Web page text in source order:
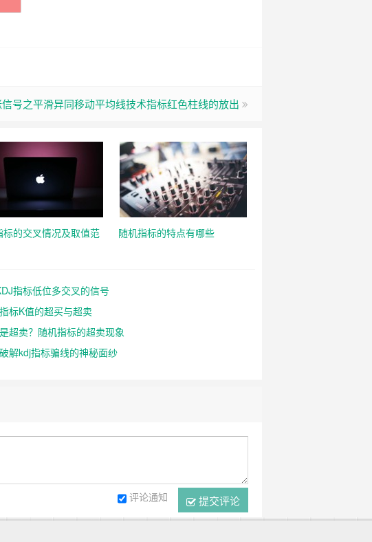
号之平滑异同移动平均线技术指标红色柱线的放出
标的交叉情况及取值范
随机指标的特点有哪些
指标低位多交叉的信号
标K值的超买与超卖
超卖？随机指标的超卖现象
解kdj指标骗线的神秘面纱
提交评论
评论通知